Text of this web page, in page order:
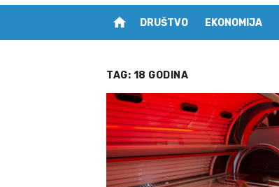
home DRUŠTVO EKONOMIJA
TAG: 18 GODINA